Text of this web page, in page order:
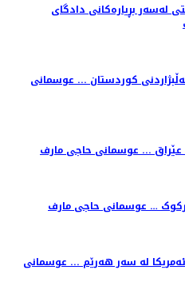
لەسەر بڕیارەکانی دادگای
کوردستان ... عوسمانی
عێراق ... عوسمانی حاجی مارف
… عوسمانی حاجی مارف
لە سەر هەرێم ... عوسمانی